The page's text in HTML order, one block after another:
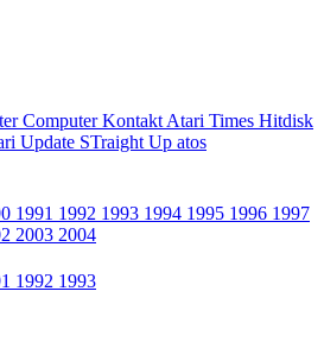
Computer Kontakt Atari Times Hitdisk
Update STraight Up atos
1991 1992 1993 1994 1995 1996 1997
2003 2004
1992 1993